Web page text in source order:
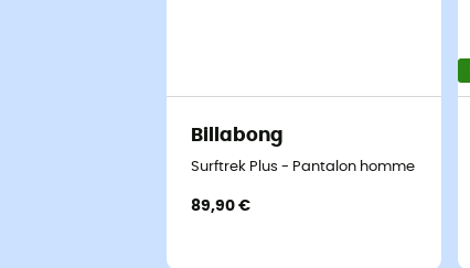
Billabong
Surftrek Plus - Pantalon homme
89,90 €